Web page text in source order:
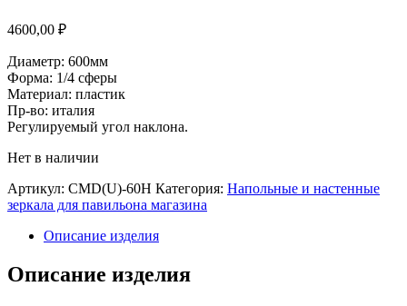
4600,00 ₽
Диаметр: 600мм
Форма: 1/4 сферы
Материал: пластик
Пр-во: италия
Регулируемый угол наклона.
Нет в наличии
Артикул: CMD(U)-60H Категория: Напольные и настенные
зеркала для павильона магазина
Описание изделия
Описание изделия